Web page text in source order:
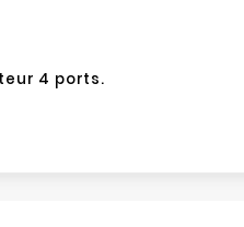
4 ports.